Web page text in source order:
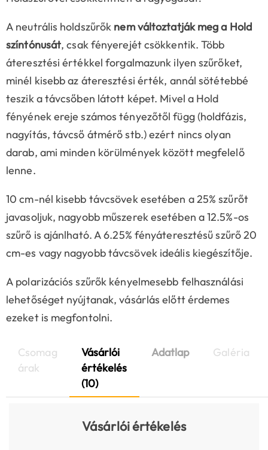
A neutrális holdszűrők nem változtatják meg a Hold
színtónusát, csak fényerejét csökkentik. Több
áteresztési értékkel forgalmazunk ilyen szűrőket,
minél kisebb az áteresztési érték, annál sötétebbé
teszik a távcsőben látott képet. Mivel a Hold
fényének ereje számos tényezőtől függ (holdfázis,
nagyítás, távcső átmérő stb.) ezért nincs olyan
darab, ami minden körülmények között megfelelő
lenne.
10 cm-nél kisebb távcsövek esetében a 25% szűrőt
javasoljuk, nagyobb műszerek esetében a 12.5%-os
szűrő is ajánlható. A 6.25% fényáteresztésű szűrő 20
cm-es vagy nagyobb távcsövek ideális kiegészítője.
A polarizációs szűrők kényelmesebb felhasználási
lehetőséget nyújtanak, vásárlás előtt érdemes
ezeket is megfontolni.
Csomag
árak
Vásárlói
értékelés
(10)
Adatlap Galéria
Vásárlói értékelés